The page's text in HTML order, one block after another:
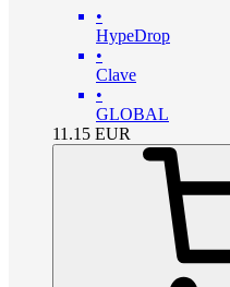
•
HypeDrop
•
Clave
•
GLOBAL
11.15 EUR